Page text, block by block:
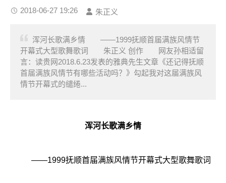
2018-06-27 19:26 朱正义
浑河长歌满乡情 ——1999抚顺首届满族风情节
开幕式大型歌舞歌词 朱正义 创作 网友孙相适留
言：读贵网2018.6.23发表的雅典先生文章《还记得抚顺
首届满族风情节有哪些活动吗？》勾起我对这届满族风
情节开幕式的缱绻...
浑河长歌满乡情
——1999抚顺首届满族风情节开幕式大型歌舞歌词